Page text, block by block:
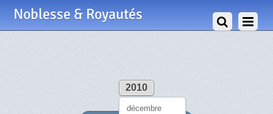
Noblesse & Royautés
2010
décembre